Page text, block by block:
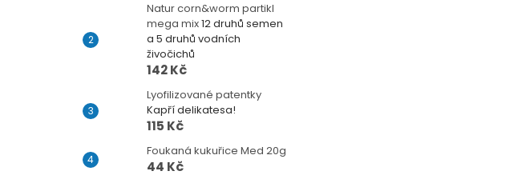
Natur corn&worm partikl
mega mix12 druhů semen
a 5 druhů vodních
živočichů
142 Kč
Lyofilizované patentky
Kapří delikatesa!
115 Kč
Foukaná kukuřice Med 20g
44 Kč